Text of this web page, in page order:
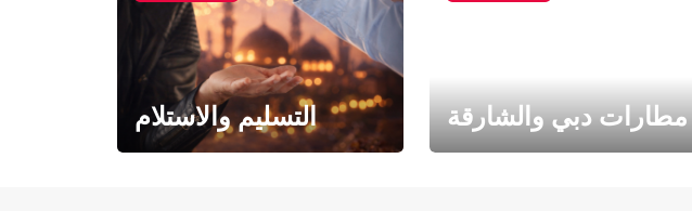
التسليم والاستلام مطارات دبي والشارقة